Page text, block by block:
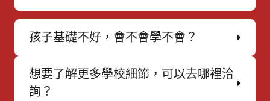
孩子基礎不好，會不會學不會？
想要了解更多學校細節，可以去哪裡洽
詢？